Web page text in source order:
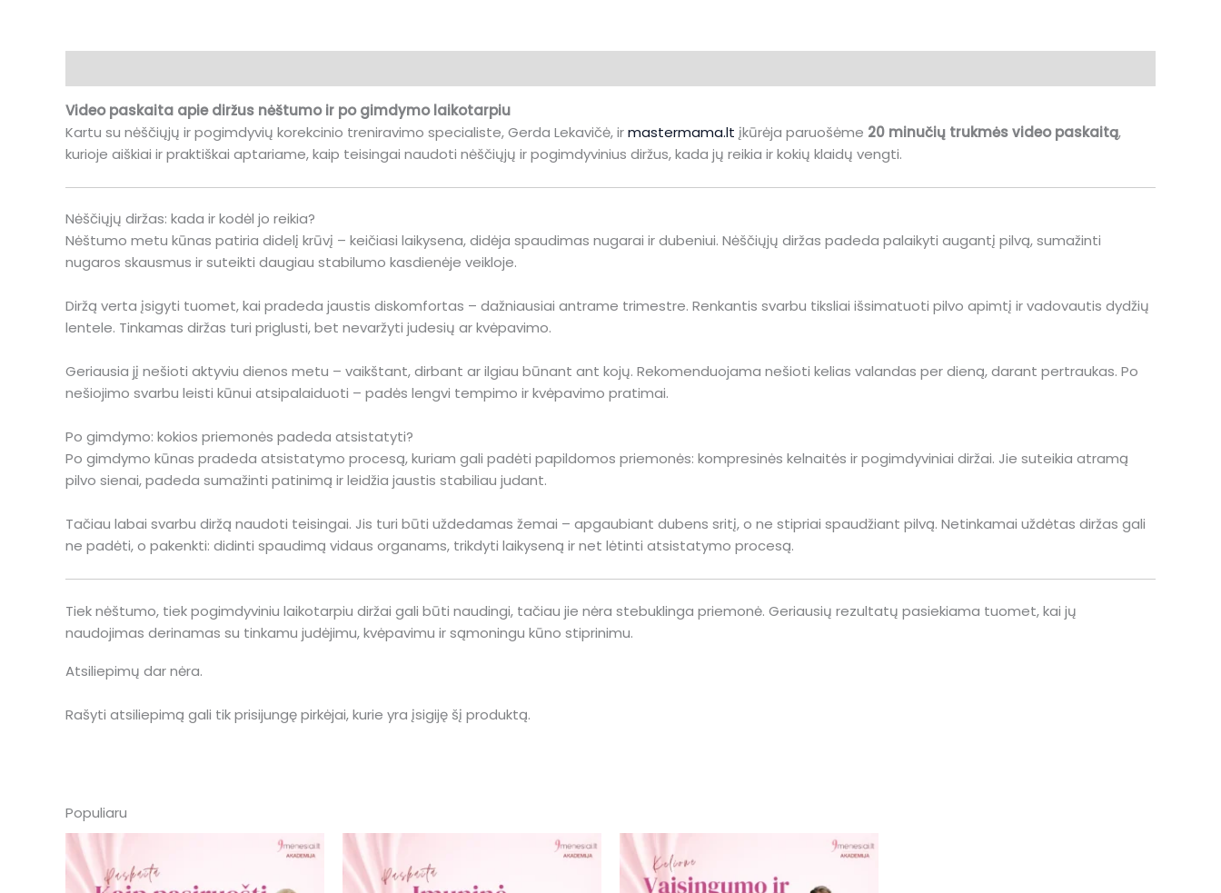
Video paskaita apie diržus nėštumo ir po gimdymo laikotarpiu
Kartu su nėščiųjų ir pogimdyvių korekcinio treniravimo specialiste,Gerda Lekavičė, irmastermama.lt įkūrėja paruošėme 20 minučių trukmės video paskaitą,
kurioje aiškiai ir praktiškai aptariame, kaip teisingai naudoti nėščiųjų ir pogimdyvinius diržus, kada jų reikia ir kokių klaidų vengti.
Nėščiųjų diržas: kada ir kodėl jo reikia?
Nėštumo metu kūnas patiria didelį krūvį – keičiasi laikysena, didėja spaudimas nugarai ir dubeniui. Nėščiųjų diržas padeda palaikyti augantį pilvą, sumažinti
nugaros skausmus ir suteikti daugiau stabilumo kasdienėje veikloje.
Diržą verta įsigyti tuomet, kai pradeda jaustis diskomfortas – dažniausiai antrame trimestre. Renkantis svarbu tiksliai išsimatuoti pilvo apimtį ir vadovautis dydžių
lentele. Tinkamas diržas turi priglusti, bet nevaržyti judesių ar kvėpavimo.
Geriausia jį nešioti aktyviu dienos metu – vaikštant, dirbant ar ilgiau būnant ant kojų. Rekomenduojama nešioti kelias valandas per dieną, darant pertraukas. Po
nešiojimo svarbu leisti kūnui atsipalaiduoti – padės lengvi tempimo ir kvėpavimo pratimai.
Po gimdymo: kokios priemonės padeda atsistatyti?
Po gimdymo kūnas pradeda atsistatymo procesą, kuriam gali padėti papildomos priemonės: kompresinės kelnaitės ir pogimdyviniai diržai. Jie suteikia atramą
pilvo sienai, padeda sumažinti patinimą ir leidžia jaustis stabiliau judant.
Tačiau labai svarbu diržą naudoti teisingai. Jis turi būti uždedamas žemai – apgaubiant dubens sritį, o ne stipriai spaudžiant pilvą. Netinkamai uždėtas diržas gali
ne padėti, o pakenkti: didinti spaudimą vidaus organams, trikdyti laikyseną ir net lėtinti atsistatymo procesą.
Tiek nėštumo, tiek pogimdyviniu laikotarpiu diržai gali būti naudingi, tačiau jie nėra stebuklinga priemonė. Geriausių rezultatų pasiekiama tuomet, kai jų
naudojimas derinamas su tinkamu judėjimu, kvėpavimu ir sąmoningu kūno stiprinimu.
Atsiliepimų dar nėra.
Rašyti atsiliepimą gali tik prisijungę pirkėjai, kurie yra įsigiję šį produktą.
Populiaru